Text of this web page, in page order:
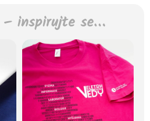
– inspirujte se…